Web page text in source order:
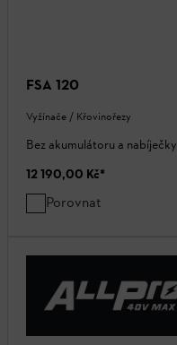
FSA 120
Vyžínače / Křovinořezy
Bez akumulátoru a nabíječky
12 190,00 Kč*
Porovnat